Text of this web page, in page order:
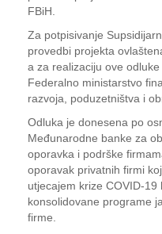
FBiH.
Za potpisivanje
provedbi projekta
a za realizaciju ove
Federalno ministarstvo
razvoja, poduzetništva i
Odluka je donesena po
Međunarodne banke za
oporavka i podrške
oporavak privatnih firmi
utjecajem krize COVID-
konsolidovane programe
firme.